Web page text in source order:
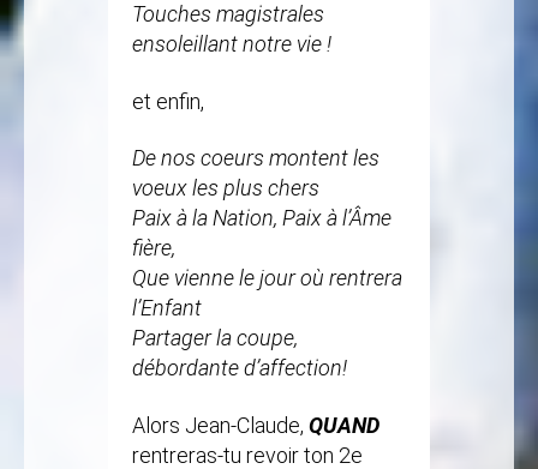
Touches magistrales
ensoleillant notre vie !
et enfin,
De nos coeurs montent les
voeux les plus chers
Paix à la Nation, Paix à l’Âme
fière,
Que vienne le jour où rentrera
l’Enfant
Partager la coupe,
débordante d’affection!
Alors Jean-Claude, QUAND
rentreras-tu revoir ton 2e